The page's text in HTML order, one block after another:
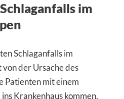
im
Schlaganfalls im
der Ursache des
Patienten mit einem
Krankenhaus kommen,